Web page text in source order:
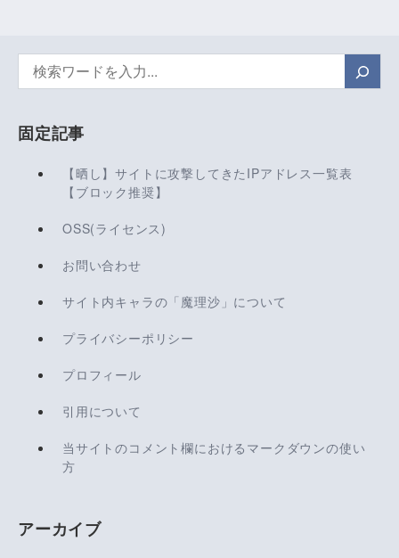
検
索
固定記事
【晒し】サイトに攻撃してきたIPアドレス一覧表
【ブロック推奨】
OSS(ライセンス)
お問い合わせ
サイト内キャラの「魔理沙」について
プライバシーポリシー
プロフィール
引用について
当サイトのコメント欄におけるマークダウンの使い
方
アーカイブ